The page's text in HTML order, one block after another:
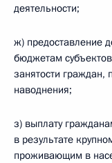
деятельности;
ж) предоставление
бюджетам
занятости граждан,
наводнения;
з) выплату
в результате
проживающим в